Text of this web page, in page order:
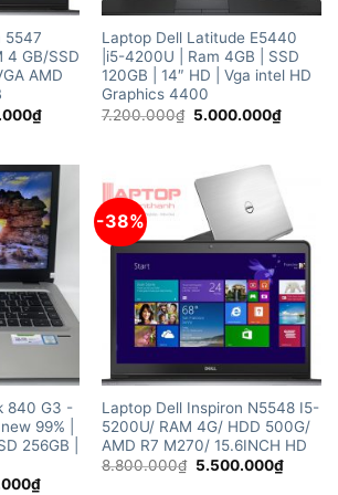
5547
4 GB/SSD
AMD
₫Giá
hiện
5.500.000₫.
Laptop Dell Latitude E5440
|i5-4200U | Ram 4GB | SSD
120GB | 14″ HD | Vga intel HD
Graphics 4400
7.200.000₫ Giá
5.000.000₫Giá
hiện
840 G3 -
99% |
256GB |
₫Giá
-38%
Laptop Dell Inspiron N5548 I5-
5200U/ RAM 4G/ HDD 500G/
AMD R7 M270/ 15.6INCH HD
8.800.000₫ Giá
5.500.000₫Giá
hiện